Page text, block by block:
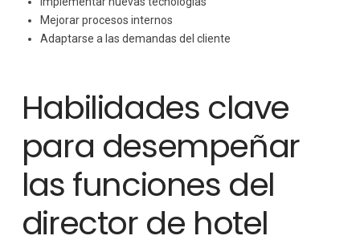
Mejorar procesos internos
Adaptarse a las demandas del cliente
Habilidades clave
para desempeñar
las funciones del
director de hotel